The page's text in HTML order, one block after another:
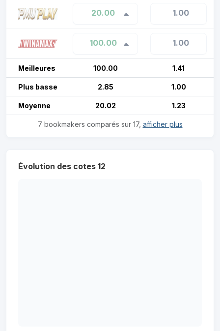
20.00 1.00
100.00 1.00
Meilleures 100.00 1.41
Plus basse 2.85 1.00
Moyenne 20.02 1.23
7 bookmakers comparés sur 17, afficher plus
Évolution des cotes 12